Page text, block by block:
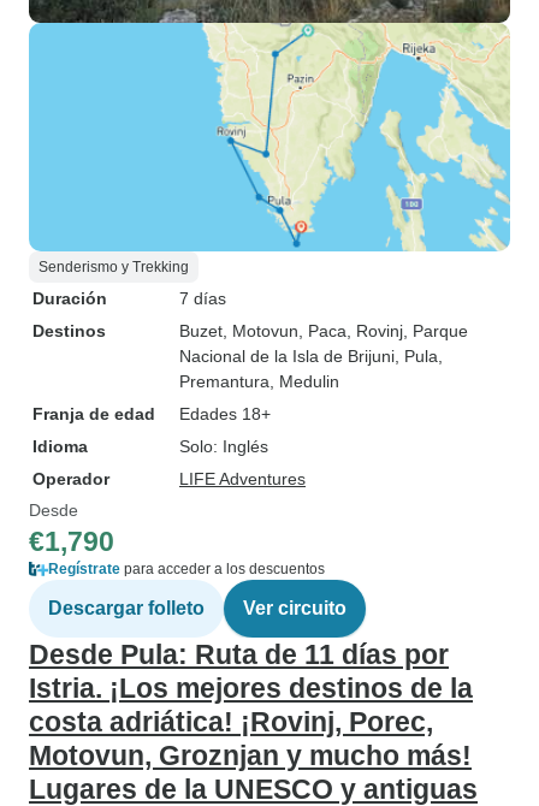
Senderismo y Trekking
Duración
7 días
Destinos
Buzet , Motovun , Paca , Rovinj , Parque
Nacional de la Isla de Brijuni , Pula
Premantura , Medulin
Franja de edad
Edades 18+
Idioma
Solo: Inglés
Operador
LIFE Adventures
Desde
€1,790
Regístrate para acceder a los descuentos
Descargar folleto Ver circuito
Desde Pula: Ruta de 11 días por
Istria. ¡Los mejores destinos de la
costa adriática! ¡Rovinj, Porec,
Motovun, Groznjan y mucho más!
Lugares de la UNESCO y antiguas